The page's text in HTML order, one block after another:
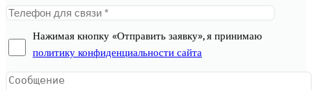
Нажимая кнопку «Отправить заявку», я принимаю
политику конфиденциальности сайта